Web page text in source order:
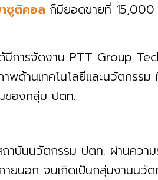
ซูติคอล ก็มียอดขายที่ 15,000
มีการจัดงาน PTT Group
พด้านเทคโนโลยีและนวัตกรร
ของกลุ่ม ปตท.
าบันนวัตกรรม ปตท. ผ่านควา
ยนอก จนเกิดเป็นกลุ่มงานนวั